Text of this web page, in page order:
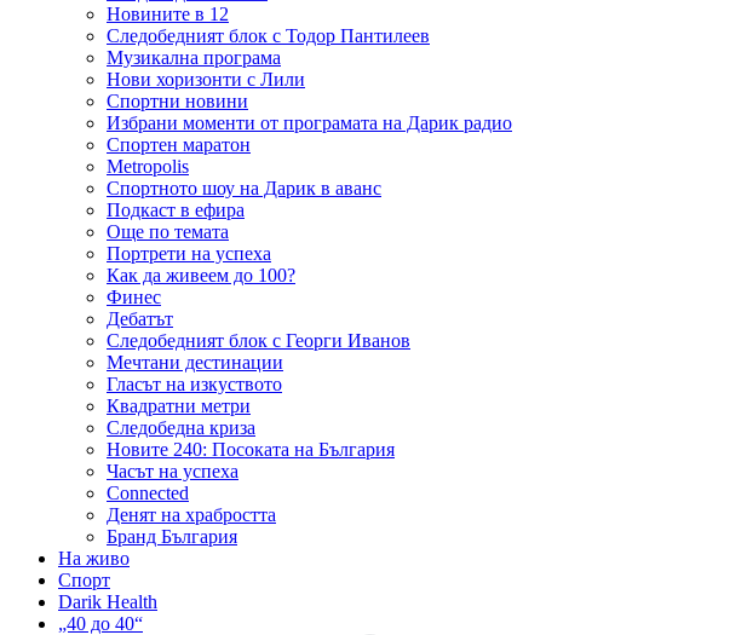
Новините в 12
Следобедният блок с Тодор Пантилеев
Музикална програма
Нови хоризонти с Лили
Спортни новини
Избрани моменти от програмата на Дарик радио
Спортен маратон
Metropolis
Спортното шоу на Дарик в аванс
Подкаст в ефира
Още по темата
Портрети на успеха
Как да живеем до 100?
Финес
Дебатът
Следобедният блок с Георги Иванов
Мечтани дестинации
Гласът на изкуството
Квадратни метри
Следобедна криза
Новите 240: Посоката на България
Часът на успеха
Connected
Денят на храбростта
Бранд България
На живо
Спорт
Darik Health
„40 до 40“